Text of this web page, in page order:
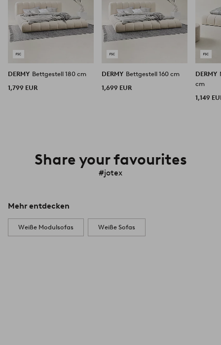
DERMY Bettgestell 180 cm
1,799 EUR
DERMY Bettgestell 160 cm
1,699 EUR
DERMY
cm
1,149
Share your favourites
#jotex
Mehr entdecken
Weiße Modulsofas Weiße Sofas